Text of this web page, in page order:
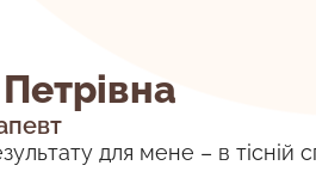
для мене – в тісній